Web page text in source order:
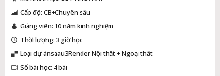
Cấp độ: CB+Chuyên sâu
Giảng viên: 10 năm kinh nghiệm
Thời lượng: 3 giờ học
Loại dự ánsaau3Render Nội thất + Ngoại thất
Số bài học: 4 bài